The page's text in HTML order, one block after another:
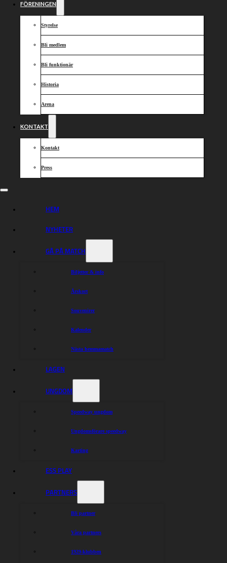
FÖRENINGEN
Styrelse
Bli medlem
Bli funktionär
Historia
Arena
KONTAKT
Kontakt
Press
HEM
NYHETER
GÅ PÅ MATCH
Biljetter & info
Årskort
Souvenirer
Kalender
Nästa hemmamatch
LAGEN
UNGDOM
Speedway ungdom
Ungdomsförare speedway
Karting
ESS PLAY
PARTNERS
Bli partner
Våra partners
1929-klubben